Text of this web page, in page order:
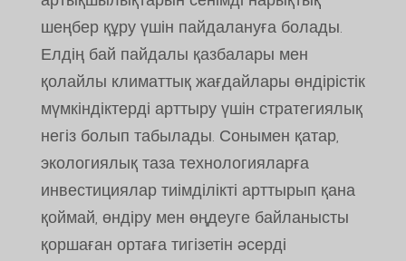
шеңбер құру үшін пайдалануға болады.
Елдің бай пайдалы қазбалары мен
қолайлы климаттық жағдайлары өндірістік
мүмкіндіктерді арттыру үшін стратегиялық
негіз болып табылады. Сонымен қатар,
экологиялық таза технологияларға
инвестициялар тиімділікті арттырып қана
қоймай, өндіру мен өңдеуге байланысты
қоршаған ортаға тигізетін әсерді